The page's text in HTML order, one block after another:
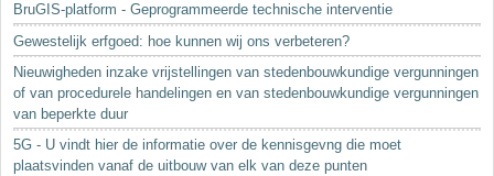
BruGIS-platform - Geprogrammeerde technische interventie
Gewestelijk erfgoed: hoe kunnen wij ons verbeteren?
Nieuwigheden inzake vrijstellingen van stedenbouwkundige vergunningen
of van procedurele handelingen en van stedenbouwkundige vergunningen
van beperkte duur
5G - U vindt hier de informatie over de kennisgevng die moet
plaatsvinden vanaf de uitbouw van elk van deze punten